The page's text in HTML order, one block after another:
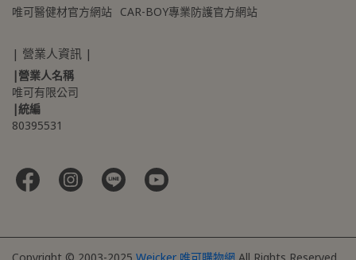
唯可醫健材官方網站 CAR-BOY專業防護官方網站
| 營業人資訊 |
|營業人名稱
唯可有限公司
|統編
80395531